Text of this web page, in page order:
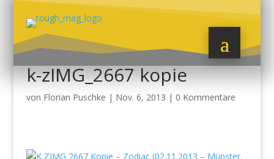
k-zIMG_2667 kopie
von Florian Puschke | Nov. 6, 2013 | 0 Kommentare